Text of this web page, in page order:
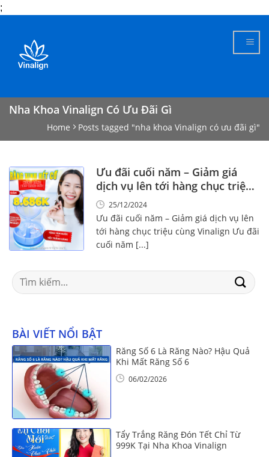
;
content
Nha Khoa Vinalign Có Ưu Đãi Gì
Home Posts tagged "nha khoa Vinalign có ưu đãi gì"
Ưu đãi cuối năm – Giảm giá
dịch vụ lên tới hàng chục triệu
cùng Vinalign
25/12/2024
Ưu đãi cuối năm – Giảm giá dịch vụ lên
tới hàng chục triệu cùng Vinalign Ưu đãi
cuối năm [...]
Search
for:
BÀI VIẾT NỔI BẬT
Răng Số 6 Là Răng Nào? Hậu Quả
Khi Mất Răng Số 6
06/02/2026
Tẩy Trắng Răng Đón Tết Chỉ Từ
999K Tại Nha Khoa Vinalign